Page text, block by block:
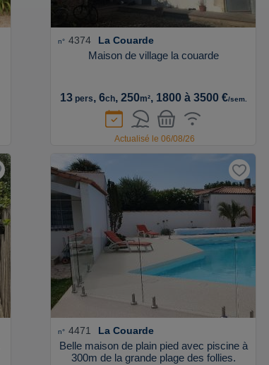
n° 4374 La Couarde
Maison de village la couarde
13pers, 6ch, 250m², 1800 à 3500 €/sem.
Actualisé le 06/08/26
n° 4471 La Couarde
Belle maison de plain pied avec piscine à
300m de la grande plage des follies.